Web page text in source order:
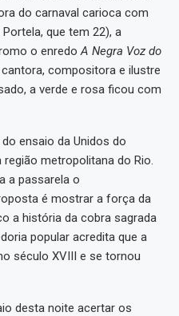
do carnaval carioca com
que tem 22), a
o enredoA Negra Voz do
compositora e ilustre
a verde e rosa ficou com
ensaio da Unidos do
metropolitana do Rio.
a passarela o
é mostrar a força da
a história da cobra sagrada
popular acredita que a
século XVIII e se tornou
desta noite acertar os